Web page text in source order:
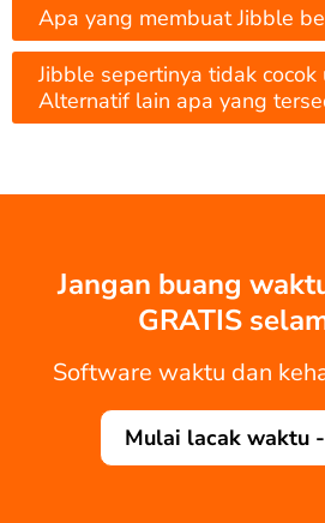
Apa yang membuat Jibble
Jibble sepertinya tidak cocok
Alternatif lain apa yang
Jangan buang
GRATIS
Software waktu dan
Mulai lacak waktu -